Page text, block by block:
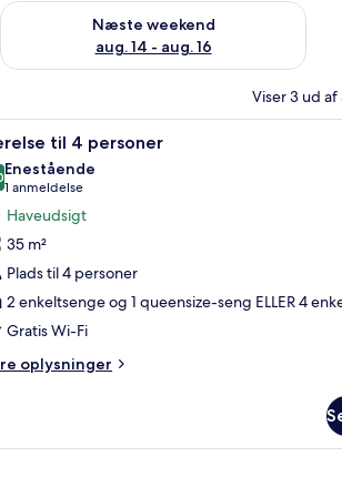
aug. 7 - aug. 9
Næste weekend
aug. 14 - aug. 16
Tjek tilgængelighed for næste weekend
Viser 3 ud
puder, stol og sengeborde med lamper.
Værelse til 4
til 4 personer
ud af 10
Enestående
1 anmeldelse
(1
anmeldelse)
Haveudsigt
35 m²
Plads til 4 personer
2 enkeltsenge og 1 queensize-seng ELLER 4
Gratis Wi-Fi
oplysninger